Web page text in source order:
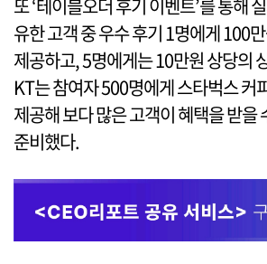
또 ‘테이블오더 후기 이벤트’를 통해
유한 고객 중 우수 후기 1명에게 100
제공하고, 5명에게는 10만원 상당의
KT는 참여자 500명에게 스타벅스 커
제공해 보다 많은 고객이 혜택을 받을
준비했다.